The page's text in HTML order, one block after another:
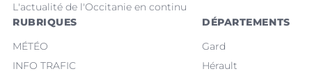
L'actualité de l'Occitanie en continu
RUBRIQUES
MÉTÉO
INFO TRAFIC
DÉPARTEMENTS
Gard
Hérault